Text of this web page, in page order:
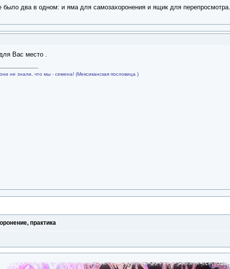
было два в одном: и яма для самозахоронения и ящик для перепросмотра.
Вас место .
не знали, что мы - семена! (Мексиканская пословица )
практика